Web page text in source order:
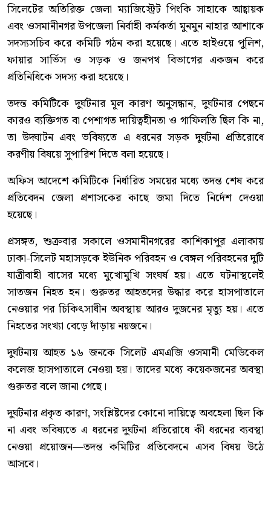
সিলেটের অতিরিক্ত জেলা ম্যাজিস্ট্রেট পিংকি সাহাকে আহ্বায়ক
এবং ওসমানীনগর উপজেলা নির্বাহী কর্মকর্তা মুনমুন নাহার আশাকে
সদস্যসচিব করে কমিটি গঠন করা হয়েছে। এতে হাইওয়ে পুলিশ,
ফায়ার সার্ভিস ও সড়ক ও জনপথ বিভাগের একজন করে
প্রতিনিধিকে সদস্য করা হয়েছে।
তদন্ত কমিটিকে দুর্ঘটনার মূল কারণ অনুসন্ধান, দুর্ঘটনার পেছনে
কারও ব্যক্তিগত বা পেশাগত দায়িত্বহীনতা ও গাফিলতি ছিল কি না,
তা উদ্ঘাটন এবং ভবিষ্যতে এ ধরনের সড়ক দুর্ঘটনা প্রতিরোধে
করণীয় বিষয়ে সুপারিশ দিতে বলা হয়েছে।
অফিস আদেশে কমিটিকে নির্ধারিত সময়ের মধ্যে তদন্ত শেষ করে
প্রতিবেদন জেলা প্রশাসকের কাছে জমা দিতে নির্দেশ দেওয়া
হয়েছে।
প্রসঙ্গত, শুক্রবার সকালে ওসমানীনগরের কাশিকাপুর এলাকায়
ঢাকা-সিলেট মহাসড়কে ইউনিক পরিবহন ও বেঙ্গল পরিবহনের দুটি
যাত্রীবাহী বাসের মধ্যে মুখোমুখি সংঘর্ষ হয়। এতে ঘটনাস্থলেই
সাতজন নিহত হন। গুরুতর আহতদের উদ্ধার করে হাসপাতালে
নেওয়ার পর চিকিৎসাধীন অবস্থায় আরও দুজনের মৃত্যু হয়। এতে
নিহতের সংখ্যা বেড়ে দাঁড়ায় নয়জনে।
দুর্ঘটনায় আহত ১৬ জনকে সিলেট এমএজি ওসমানী মেডিকেল
কলেজ হাসপাতালে নেওয়া হয়। তাদের মধ্যে কয়েকজনের অবস্থা
গুরুতর বলে জানা গেছে।
দুর্ঘটনার প্রকৃত কারণ, সংশ্লিষ্টদের কোনো দায়িত্বে অবহেলা ছিল কি
না এবং ভবিষ্যতে এ ধরনের দুর্ঘটনা প্রতিরোধে কী ধরনের ব্যবস্থা
নেওয়া প্রয়োজন—তদন্ত কমিটির প্রতিবেদনে এসব বিষয় উঠে
আসবে।